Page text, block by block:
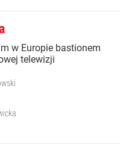
w Europie bastionem
telewizji